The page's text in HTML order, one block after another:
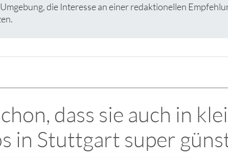
die Interesse an einer redaktionellen
dass sie auch in
in Stuttgart super